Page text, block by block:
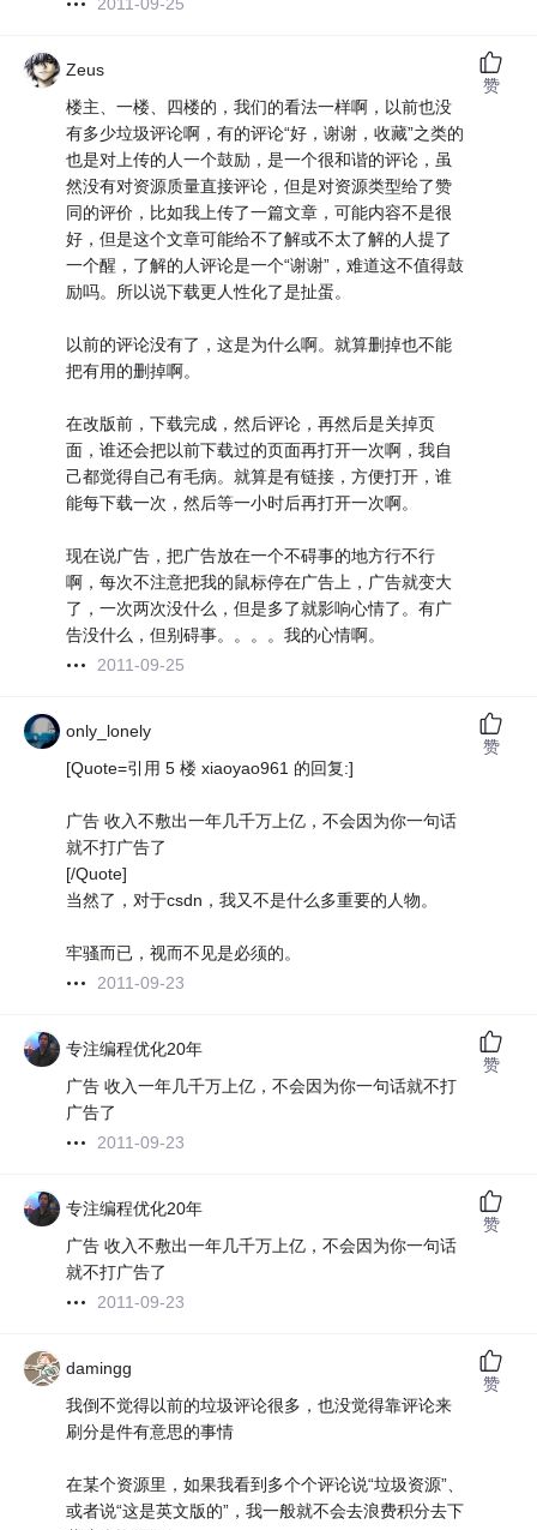
2011-09-25
Zeus
楼主、一楼、四楼的，我们的看法一样啊，以前也没
有多少垃圾评论啊，有的评论“好，谢谢，收藏”之类的
也是对上传的人一个鼓励，是一个很和谐的评论，虽
然没有对资源质量直接评论，但是对资源类型给了赞
同的评价，比如我上传了一篇文章，可能内容不是很
好，但是这个文章可能给不了解或不太了解的人提了
一个醒，了解的人评论是一个“谢谢”，难道这不值得鼓
励吗。所以说下载更人性化了是扯蛋。
以前的评论没有了，这是为什么啊。就算删掉也不能
把有用的删掉啊。
在改版前，下载完成，然后评论，再然后是关掉页
面，谁还会把以前下载过的页面再打开一次啊，我自
己都觉得自己有毛病。就算是有链接，方便打开，谁
能每下载一次，然后等一小时后再打开一次啊。
现在说广告，把广告放在一个不碍事的地方行不行
啊，每次不注意把我的鼠标停在广告上，广告就变大
了，一次两次没什么，但是多了就影响心情了。有广
告没什么，但别碍事。。。。我的心情啊。
2011-09-25
赞
only_lonely
[Quote=引用 5 楼 xiaoyao961 的回复:]
广告 收入不敷出一年几千万上亿，不会因为你一句话
就不打广告了
[/Quote]
当然了，对于csdn，我又不是什么多重要的人物。
牢骚而已，视而不见是必须的。
2011-09-23
赞
专注编程优化20年
广告 收入一年几千万上亿，不会因为你一句话就不打
广告了
2011-09-23
赞
专注编程优化20年
广告 收入不敷出一年几千万上亿，不会因为你一句话
就不打广告了
2011-09-23
赞
damingg
我倒不觉得以前的垃圾评论很多，也没觉得靠评论来
刷分是件有意思的事情
在某个资源里，如果我看到多个个评论说“垃圾资源”、
或者说“这是英文版的”，我一般就不会去浪费积分去下
赞